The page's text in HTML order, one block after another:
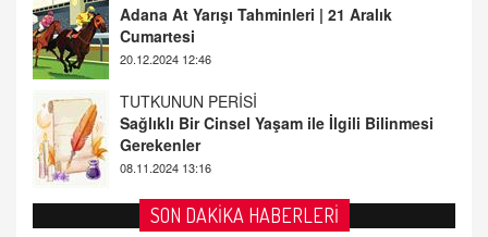
TUTKUNUN PERİSİ
Sağlıklı Bir Cinsel Yaşam ile İlgili Bilinmesi
08.11.2024 13:16
FARUK ÖNALAN
Tezkere Onaylanmasaydı…
SON DAKİKA HABERLERİ